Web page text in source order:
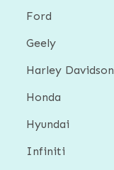
Ford
Geely
Harley Davidson
Honda
Hyundai
Infiniti